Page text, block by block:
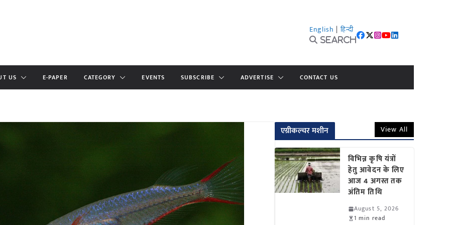
English | हिन्दी
Search
US E-PAPER CATEGORY EVENTS SUBSCRIBE ADVERTISE CONTACT US
एग्रीकल्चर मशीन View All
विभिन्न कृषि यंत्रों
हेतु आवेदन के लिए
आज 4 अगस्त तक
अंतिम तिथि
August 5, 2026
1 min read